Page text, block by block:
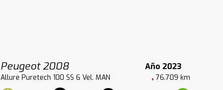
Peugeot 2008
Año 2023
Allure Puretech 100 SS 6 Vel. MAN
76.709 km